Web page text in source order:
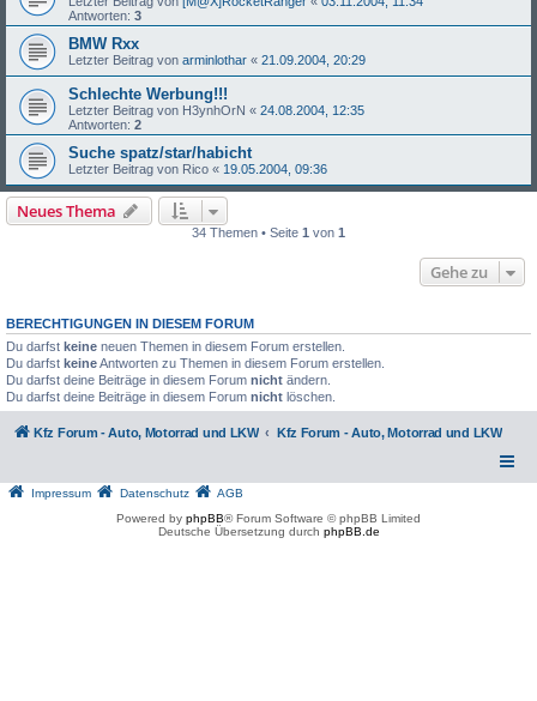
Antworten: 3
BMW Rxx
Letzter Beitrag von arminlothar « 21.09.2004, 20:29
Schlechte Werbung!!!
Letzter Beitrag von H3ynhOrN « 24.08.2004, 12:35
Antworten: 2
Suche spatz/star/habicht
Letzter Beitrag von Rico « 19.05.2004, 09:36
Neues Thema
34 Themen • Seite 1 von 1
Gehe zu
BERECHTIGUNGEN IN DIESEM FORUM
Du darfst keine neuen Themen in diesem Forum erstellen.
Du darfst keineAntworten zu Themen in diesem Forum erstellen.
Du darfst deine Beiträge in diesem Forum nicht ändern.
Du darfst deine Beiträge in diesem Forum nicht löschen.
Kfz Forum - Auto, Motorrad und LKW Kfz Forum - Auto, Motorrad und LKW
Impressum Datenschutz
AGB
Powered by phpBB® Forum Software © phpBB Limited
Deutsche Übersetzung durch phpBB.de